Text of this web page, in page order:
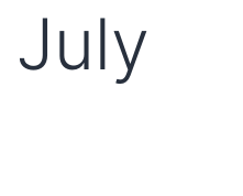
July